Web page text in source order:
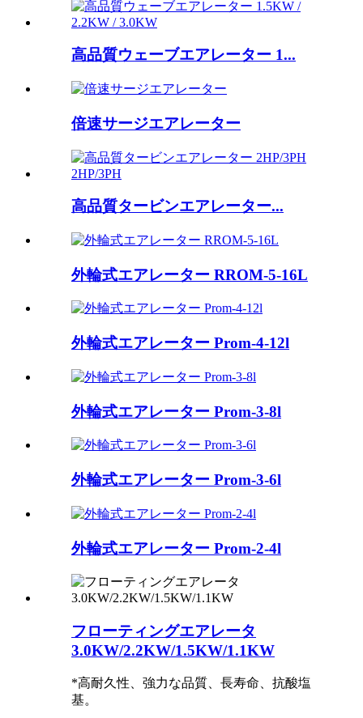
高品質ウェーブエアレーター 1...
倍速サージエアレーター
高品質タービンエアレーター...
外輪式エアレーター RROM-5-16L
外輪式エアレーター Prom-4-12l
外輪式エアレーター Prom-3-8l
外輪式エアレーター Prom-3-6l
外輪式エアレーター Prom-2-4l
フローティングエアレータ
3.0KW/2.2KW/1.5KW/1.1KW
*高耐久性、強力な品質、長寿命、抗酸塩
基。